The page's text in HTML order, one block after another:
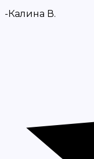
-Калина В.